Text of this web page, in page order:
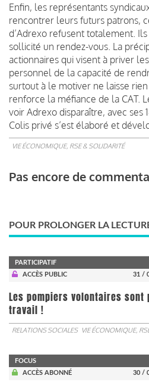
Enfin, les représentants
rencontrer leurs futurs patrons,
d’Adrexo refusent totalement.
sollicité un rendez-vous. La
actionnaires qui visent à priver
personnel de la capacité de
surtout à le motiver ne laisse
renforce la méfiance de la CAT.
voir Adrexo disparaître, avec ses
Colis privé s’est élaboré et
VIE ÉCONOMIQUE, RSE & SOLIDARITÉ
Pas encore de
POUR PROLONGER LA
PARTICIPATIF
ACCÈS PUBLIC
31 /
Les pompiers volontaires sont
travail !
RELATIONS SOCIALES VIE ÉCONOMIQUE,
FOCUS
ACCÈS ABONNÉ
30 /